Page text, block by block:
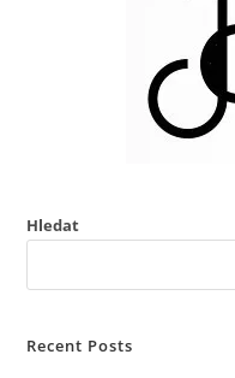
Hledat
Recent Posts